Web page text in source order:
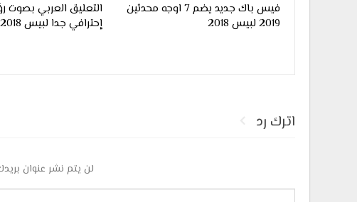
فيس باك جديد يضم 7 اوجه محدثين
2019 لبيس 2018
التعليق العربي
إحترافي جدا لبيس 2018
اترك رد
لن يتم نشر عنوان